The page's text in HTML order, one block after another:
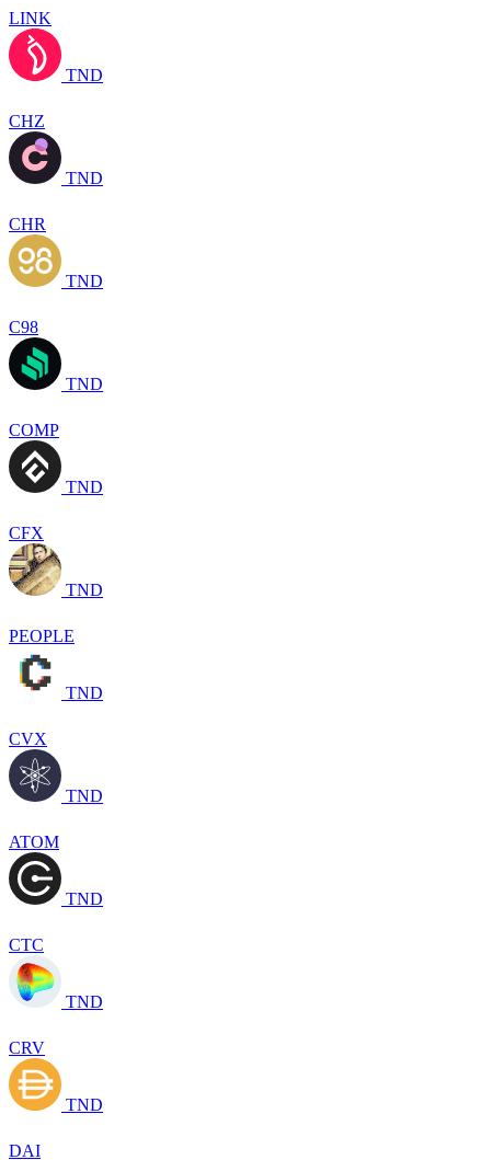
LINK
TND
CHZ
TND
CHR
TND
C98
TND
COMP
TND
CFX
TND
PEOPLE
TND
CVX
TND
ATOM
TND
CTC
TND
CRV
TND
DAI